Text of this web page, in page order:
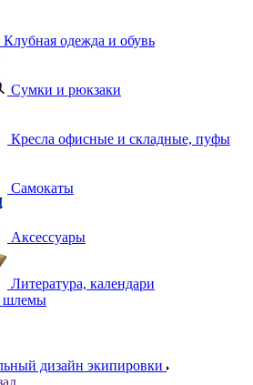
Клубная одежда и обувь
Сумки и рюкзаки
Кресла офисные и складные, пуфы
Самокаты
Аксессуары
Литература, календари
дизайн экипировки